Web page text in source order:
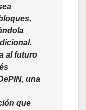
al futuro
una
que